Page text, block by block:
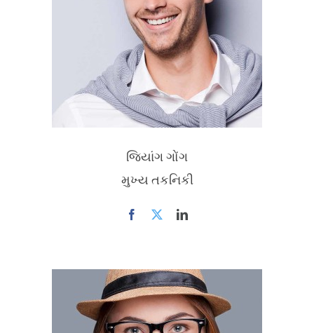
જિયાંગ ગોંગ
મુખ્ય તકનિકી